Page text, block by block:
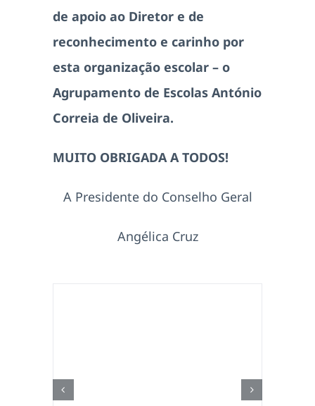
de apoio ao Diretor e de
reconhecimento e carinho por
esta organização escolar – o
Agrupamento de Escolas António
Correia de Oliveira.
MUITO OBRIGADA A TODOS!
A Presidente do Conselho Geral
Angélica Cruz